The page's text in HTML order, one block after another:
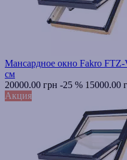
Мансардное окно Fakro
см
20000.00 грн -25 % 15000.00
Акция